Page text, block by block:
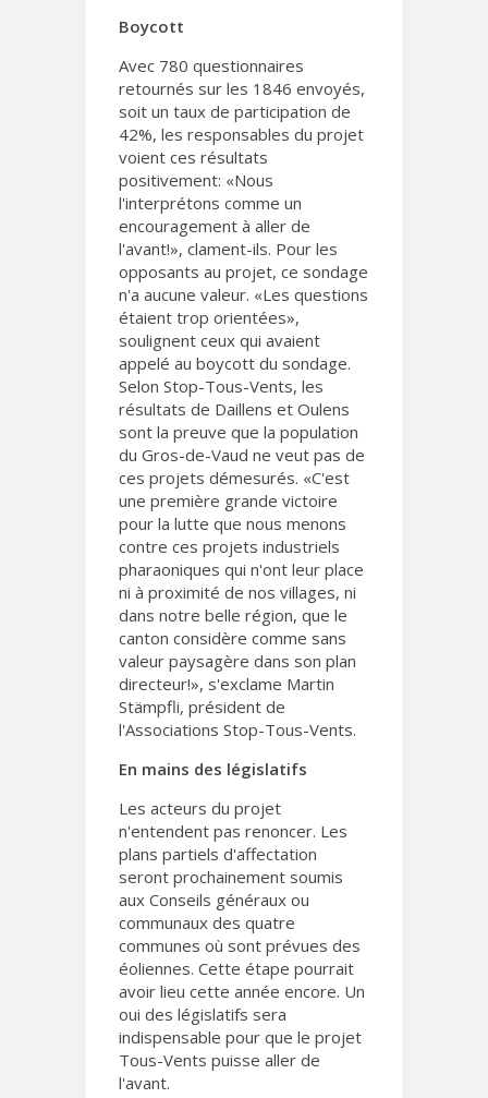
Boycott
Avec 780 questionnaires
retournés sur les 1846 envoyés,
soit un taux de participation de
42%, les responsables du projet
voient ces résultats
positivement: «Nous
l'interprétons comme un
encouragement à aller de
l'avant!», clament-ils. Pour les
opposants au projet, ce sondage
n'a aucune valeur. «Les questions
étaient trop orientées»,
soulignent ceux qui avaient
appelé au boycott du sondage.
Selon Stop-Tous-Vents, les
résultats de Daillens et Oulens
sont la preuve que la population
du Gros-de-Vaud ne veut pas de
ces projets démesurés. «C'est
une première grande victoire
pour la lutte que nous menons
contre ces projets industriels
pharaoniques qui n'ont leur place
ni à proximité de nos villages, ni
dans notre belle région, que le
canton considère comme sans
valeur paysagère dans son plan
directeur!», s'exclame Martin
Stämpfli, président de
l'Associations Stop-Tous-Vents.
En mains des législatifs
Les acteurs du projet
n'entendent pas renoncer. Les
plans partiels d'affectation
seront prochainement soumis
aux Conseils généraux ou
communaux des quatre
communes où sont prévues des
éoliennes. Cette étape pourrait
avoir lieu cette année encore. Un
oui des législatifs sera
indispensable pour que le projet
Tous-Vents puisse aller de
l'avant.